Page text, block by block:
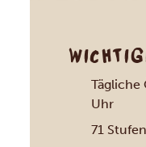
Tägliche
Uhr
71